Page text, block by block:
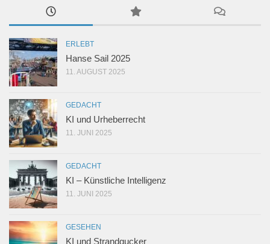
ERLEBT
Hanse Sail 2025
11. AUGUST 2025
GEDACHT
KI und Urheberrecht
11. JUNI 2025
GEDACHT
KI – Künstliche Intelligenz
11. JUNI 2025
GESEHEN
KI und Strandgucker